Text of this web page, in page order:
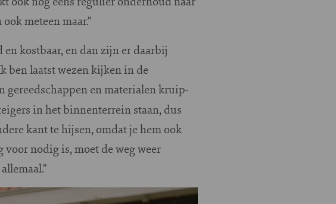
meteen maar.”
kostbaar, en dan zijn er daarbij
ben laatst wezen kijken in de
gereedschappen en materialen kruip-
in het binnenterrein staan, dus
kant te hijsen, omdat je hem ook
nodig is, moet de weg weer